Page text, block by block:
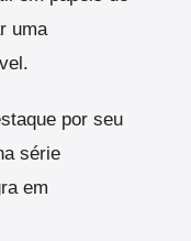
uma
por seu
série
em